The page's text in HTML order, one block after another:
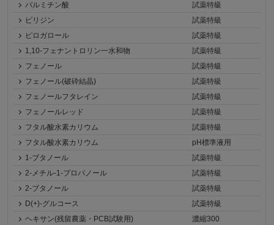
パルミチン酸
試薬特級
ピリジン
試薬特級
ピロガロール
試薬特級
1,10-フェナントロリン一水和物
試薬特級
フェノール
試薬特級
フェノール(破砕結晶)
試薬特級
フェノールフタレイン
試薬特級
フェノールレッド
試薬特級
フタル酸水素カリウム
試薬特級
フタル酸水素カリウム
pH標準液用
1-ブタノール
試薬特級
2-メチル-1-プロパノール
試薬特級
2-ブタノール
試薬特級
D(+)-グルコース
試薬特級
ヘキサン(残留農薬・PCB試験用)
濃縮300